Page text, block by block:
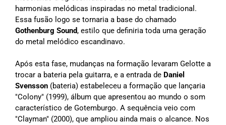
harmonias melódicas inspiradas no metal tradicional.
Essa fusão logo se tornaria a base do chamado
Gothenburg Sound, estilo que definiria toda uma geração
do metal melódico escandinavo.
Após esta fase, mudanças na formação levaram Gelotte a
trocar a bateria pela guitarra, e a entrada de Daniel
Svensson (bateria) estabeleceu a formação que lançaria
"Colony" (1999), álbum que apresentou ao mundo o som
característico de Gotemburgo. A sequência veio com
"Clayman" (2000), que ampliou ainda mais o alcance. Nos